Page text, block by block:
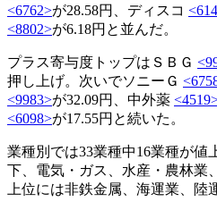
<6762>が28.58円、ディスコ
<8802>が6.18円と並んだ。
プラス寄与度トップはＳＢＧ
押し上げ。次いでソニーＧ
<9983>が32.09円、中外薬
<6098>が17.55円と続いた。
業種別では33業種中16業種が値
下、電気・ガス、水産・農林業
上位には非鉄金属、海運業、陸